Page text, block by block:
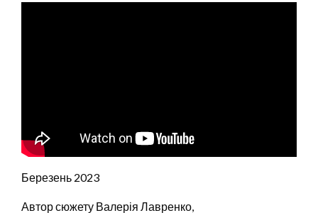
Березень 2023
Автор сюжету Валерія Лавренко,